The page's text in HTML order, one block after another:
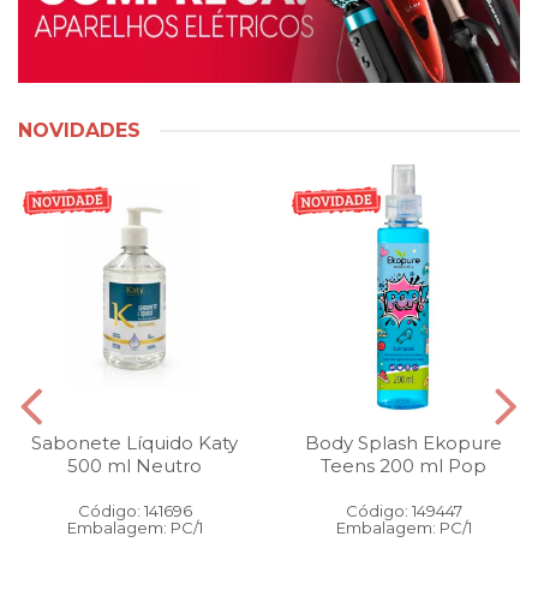
NOVIDADES
Sabonete Líquido Katy
500 ml Neutro
Código: 141696
Embalagem: PC/1
Body Splash Ekopure
Teens 200 ml Pop
Código: 149447
Embalagem: PC/1